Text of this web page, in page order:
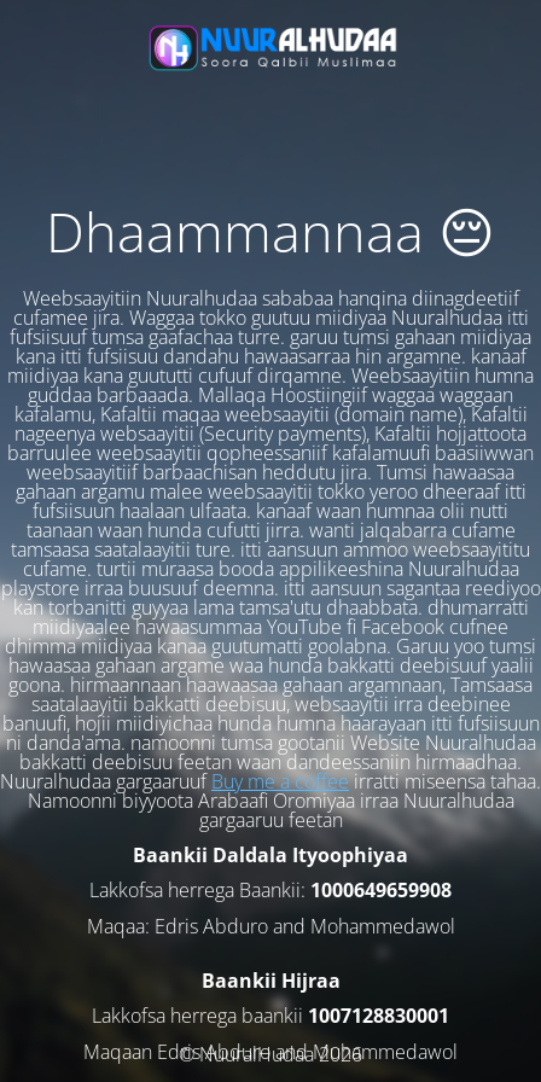
Dhaammannaa 😔
Weebsaayitiin Nuuralhudaa sababaa hanqina diinagdeetiif
cufamee jira. Waggaa tokko guutuu miidiyaa Nuuralhudaa itti
fufsiisuuf tumsa gaafachaa turre. garuu tumsi gahaan miidiyaa
kana itti fufsiisuu dandahu hawaasarraa hin argamne. kanaaf
miidiyaa kana guututti cufuuf dirqamne. Weebsaayitiin humna
guddaa barbaaada. Mallaqa Hoostiingiif waggaa waggaan
kafalamu, Kafaltii maqaa weebsaayitii (domain name), Kafaltii
nageenya websaayitii (Security payments), Kafaltii hojjattoota
barruulee weebsaayitii qopheessaniif kafalamuufi baasiiwwan
weebsaayitiif barbaachisan heddutu jira. Tumsi hawaasaa
gahaan argamu malee weebsaayitii tokko yeroo dheeraaf itti
fufsiisuun haalaan ulfaata. kanaaf waan humnaa olii nutti
taanaan waan hunda cufutti jirra. wanti jalqabarra cufame
tamsaasa saatalaayitii ture. itti aansuun ammoo weebsaayititu
cufame. turtii muraasa booda appilikeeshina Nuuralhudaa
playstore irraa buusuuf deemna. itti aansuun sagantaa reediyoo
kan torbanitti guyyaa lama tamsa'utu dhaabbata. dhumarratti
miidiyaalee hawaasummaa YouTube fi Facebook cufnee
dhimma miidiyaa kanaa guutumatti goolabna. Garuu yoo tumsi
hawaasaa gahaan argame waa hunda bakkatti deebisuuf yaalii
goona. hirmaannaan haawaasaa gahaan argamnaan, Tamsaasa
saatalaayitii bakkatti deebisuu, websaayitii irra deebinee
banuufi, hojii miidiyichaa hunda humna haarayaan itti fufsiisuun
ni danda'ama. namoonni tumsa gootanii Website Nuuralhudaa
bakkatti deebisuu feetan waan dandeessaniin hirmaadhaa.
Nuuralhudaa gargaaruufBuy me a coffeeirratti miseensa tahaa.
Namoonni biyyoota Arabaafi Oromiyaa irraa Nuuralhudaa
gargaaruu feetan
Baankii Daldala Ityoophiyaa
Lakkofsa herrega Baankii: 1000649659908
Maqaa: Edris Abduro and Mohammedawol
Baankii Hijraa
Lakkofsa herrega baankii 1007128830001
Maqaan Edris Abduro and Muhammedawol
© NuuralHudaa 2026